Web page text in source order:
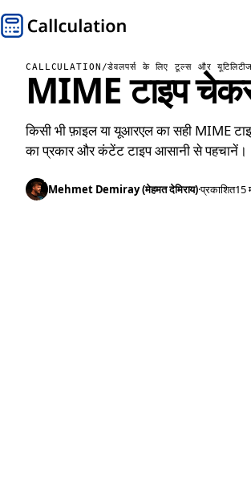
CALLCULATION /डेवलपर्स के लिए टूल्स और यूटिलिटीज
MIME टाइप
किसी भी फ़ाइल या यूआरएल का सही MIME
का प्रकार और कंटेंट टाइप आसानी से पहचानें।
Mehmet Demiray (मेहमत देमिराय)·प्रकाशित15